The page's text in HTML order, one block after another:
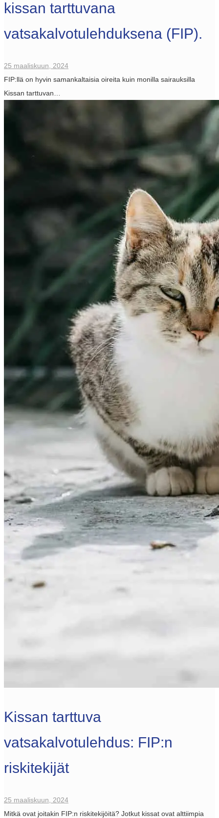
kissan tarttuvana
vatsakalvotulehduksena (FIP).
25 maaliskuun, 2024
FIP:llä on hyvin samankaltaisia oireita kuin monilla sairauksilla
Kissan tarttuvan…
Kissan tarttuva
vatsakalvotulehdus: FIP:n
riskitekijät
25 maaliskuun, 2024
Mitkä ovat joitakin FIP:n riskitekijöitä? Jotkut kissat ovat alttiimpia